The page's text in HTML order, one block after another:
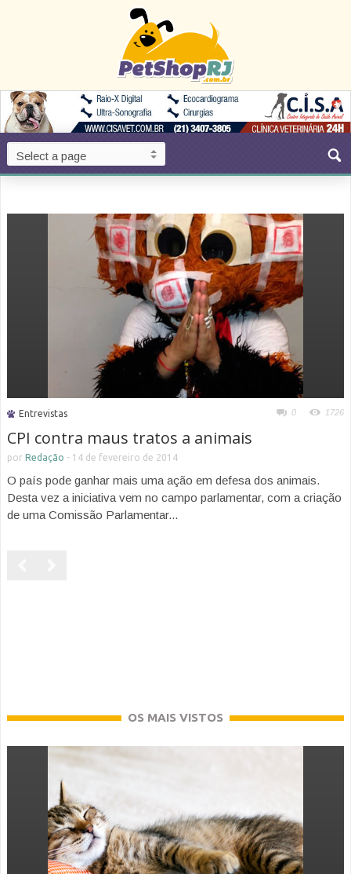
Entrevistas 0 1726
CPI contra maus tratos a animais
por Redação - 14 de fevereiro de 2014
O país pode ganhar mais uma ação em defesa dos animais.
Desta vez a iniciativa vem no campo parlamentar, com a criação
de uma Comissão Parlamentar...
OS MAIS VISTOS